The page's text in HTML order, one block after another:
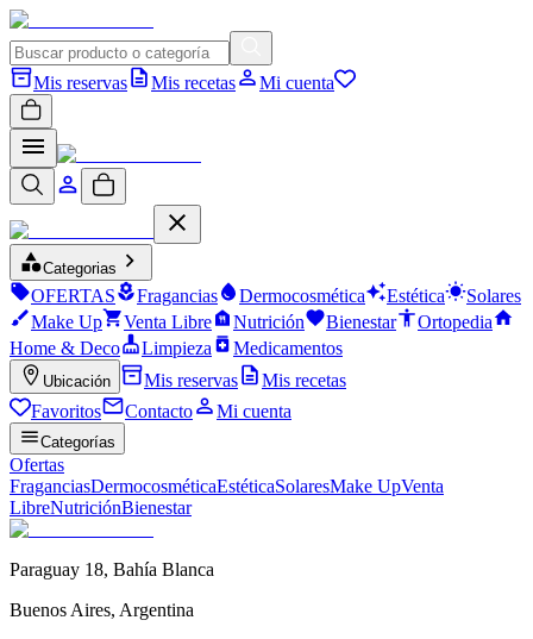
Mis reservas Mis recetas Mi cuenta
Categorias
OFERTAS Fragancias Dermocosmética Estética
Solares
Make Up
Venta Libre Nutrición Bienestar
Ortopedia
Home & Deco
Limpieza Medicamentos
Ubicación Mis reservas
Mis recetas
Favoritos
Contacto Mi cuenta
Categorías
Ofertas
FraganciasDermocosméticaEstéticaSolaresMake UpVenta
LibreNutriciónBienestar
Paraguay 18, Bahía Blanca
Buenos Aires, Argentina